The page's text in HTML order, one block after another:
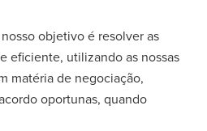
objetivo é resolver as
eficiente, utilizando as nossas
matéria de negociação,
oportunas, quando